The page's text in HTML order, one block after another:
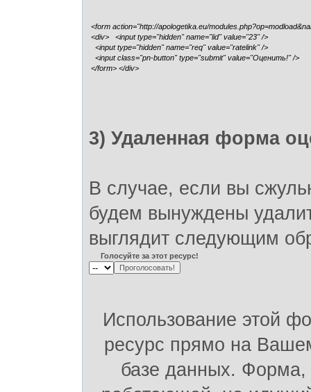
<form action="http://apologetika.eu/
<div> <input type="hidden" name="lid" value="23" />
<input type="hidden" name="req" value="ratelink" />
<input class="pn-button" type="submit" value="Оценить!" />
</form> </div>
3) Удаленная форма
В случае, если вы
будем вынуждены
выглядит следующим
Голосуйте за этот ресурс!
Использование этой
ресурс прямо на
базе данных.